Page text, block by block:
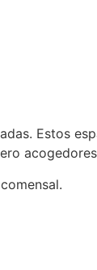
Estos